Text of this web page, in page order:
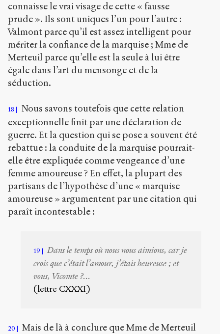
connaisse le vrai visage de cette « fausse
prude ». Ils sont uniques l’un pour l’autre :
Valmont parce qu’il est assez intelligent pour
mériter la confiance de la marquise ; Mme de
Merteuil parce qu’elle est la seule à lui être
égale dans l’art du mensonge et de la
séduction.
18
Nous savons toutefois que cette relation
exceptionnelle finit par une déclaration de
guerre. Et la question qui se pose a souvent été
rebattue : la conduite de la marquise pourrait-
elle être expliquée comme vengeance d’une
femme amoureuse ? En effet, la plupart des
partisans de l’hypothèse d’une « marquise
amoureuse » argumentent par une citation qui
paraît incontestable :
19
Dans le temps où nous nous aimions, car je
crois que c’était l’amour, j’étais heureuse ; et
vous, Vicomte ?...
(lettre CXXXI)
20
Mais de là à conclure que Mme de Merteuil